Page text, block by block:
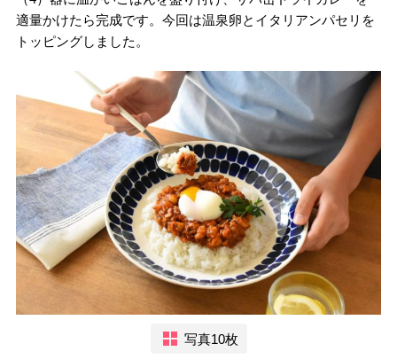
適量かけたら完成です。今回は温泉卵とイタリアンパセリを
トッピングしました。
写真10枚